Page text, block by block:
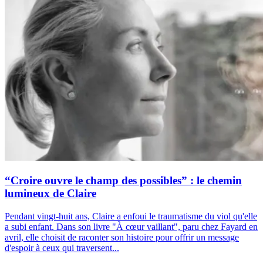
“Croire ouvre le champ des possibles” : le chemin
lumineux de Claire
Pendant vingt-huit ans, Claire a enfoui le traumatisme du viol qu'elle
a subi enfant. Dans son livre "À cœur vaillant", paru chez Fayard en
avril, elle choisit de raconter son histoire pour offrir un message
d'espoir à ceux qui traversent...